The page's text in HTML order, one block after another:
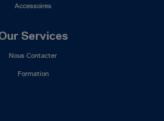
Accessoires
Services
Nous Contacter
Formation